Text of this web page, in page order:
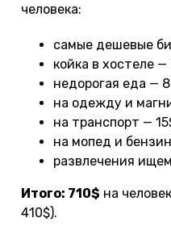
человека:
самые дешевые
койка в хостеле —
недорогая еда —
на одежду и
на транспорт —
на мопед и
развлечения
Итого: 710$ на
410$).